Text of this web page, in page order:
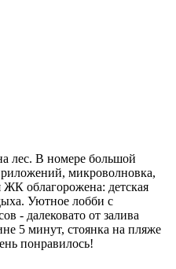
лес. В номере большой
микроволновка,
облагорожена: детская
Уютное лобби с
- далековато от залива
5 минут, стоянка на пляже
понравилось!